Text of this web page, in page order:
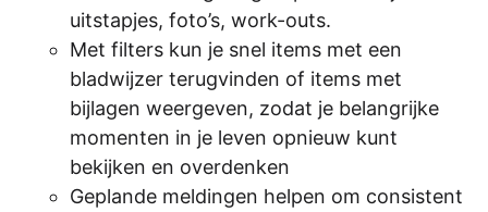
uitstapjes, foto’s, work-outs.
Met filters kun je snel items met een
bladwijzer terugvinden of items met
bijlagen weergeven, zodat je belangrijke
momenten in je leven opnieuw kunt
bekijken en overdenken
Geplande meldingen helpen om consistent